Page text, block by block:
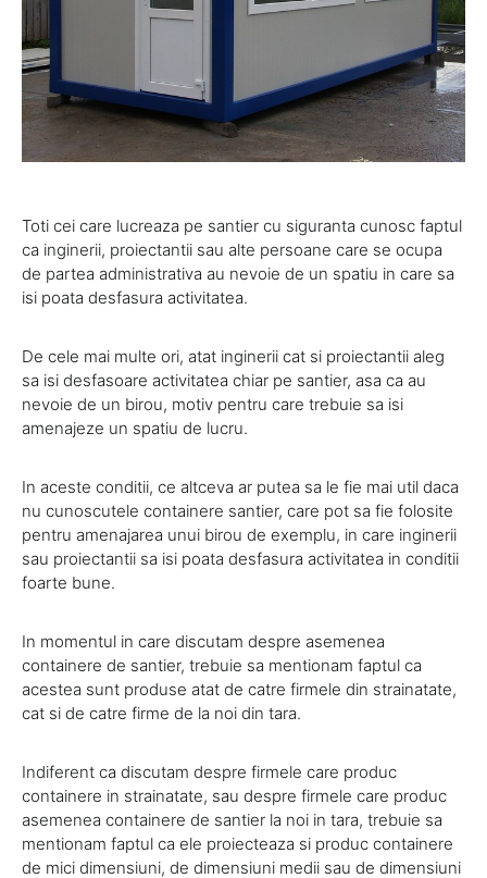
Toti cei care lucreaza pe santier cu siguranta cunosc faptul
ca inginerii, proiectantii sau alte persoane care se ocupa
de partea administrativa au nevoie de un spatiu in care sa
isi poata desfasura activitatea.
De cele mai multe ori, atat inginerii cat si proiectantii aleg
sa isi desfasoare activitatea chiar pe santier, asa ca au
nevoie de un birou, motiv pentru care trebuie sa isi
amenajeze un spatiu de lucru.
In aceste conditii, ce altceva ar putea sa le fie mai util daca
nu cunoscutele containere santier, care pot sa fie folosite
pentru amenajarea unui birou de exemplu, in care inginerii
sau proiectantii sa isi poata desfasura activitatea in conditii
foarte bune.
In momentul in care discutam despre asemenea
containere de santier, trebuie sa mentionam faptul ca
acestea sunt produse atat de catre firmele din strainatate,
cat si de catre firme de la noi din tara.
Indiferent ca discutam despre firmele care produc
containere in strainatate, sau despre firmele care produc
asemenea containere de santier la noi in tara, trebuie sa
mentionam faptul ca ele proiecteaza si produc containere
de mici dimensiuni, de dimensiuni medii sau de dimensiuni